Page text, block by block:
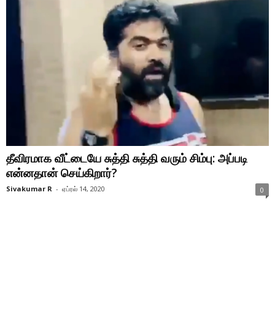
தீவிரமாக வீட்டையே சுத்தி சுத்தி வரும் சிம்பு: அப்படி
என்னதான் செய்கிறார்?
Sivakumar R - ஏப்ரல் 14, 2020 0